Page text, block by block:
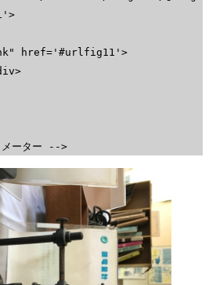
href='#urlfig11'>
ーター -->